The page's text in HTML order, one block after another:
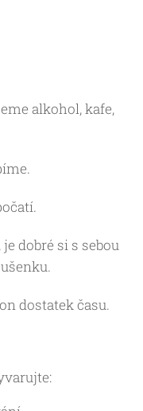
alkohol, kafe,
dobré si s sebou
dostatek času.